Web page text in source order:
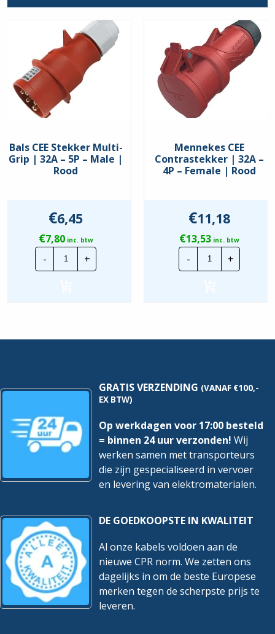
Bals CEE Stekker Multi-
Grip | 32A – 5P – Male |
Rood
€6,45
€7,80inc. btw
-
Bals
CEE
Stekker
-
+
Mennekes CEE
Contrastekker | 32A –
4P – Female | Rood
€11,18
€13,53 inc. btw
-
Mennekes
CEE
Contrastekker
|
+
GRATIS VERZENDING (VANAF €100,-
EX BTW)
Op werkdagen voor 17:00 besteld
= binnen 24 uur verzonden! Wij
werken samen met transporteurs
die zijn gespecialiseerd in vervoer
en levering van elektromaterialen.
DE GOEDKOOPSTE IN KWALITEIT
Al onze kabels voldoen aan de
nieuwe CPR norm. We zetten ons
dagelijks in om de beste Europese
merken tegen de scherpste prijs te
leveren.